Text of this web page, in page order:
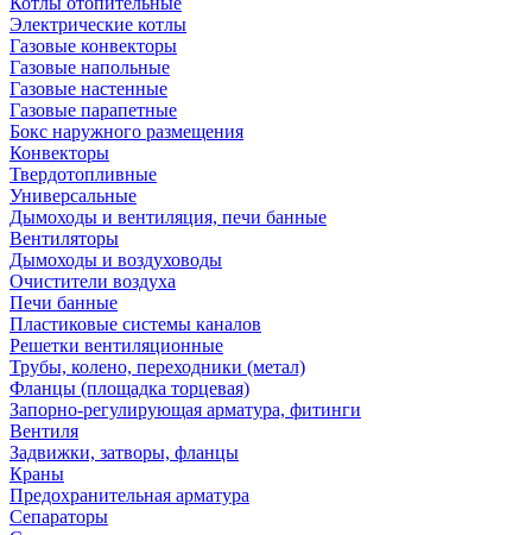
Электрические котлы
Газовые конвекторы
Газовые напольные
Газовые настенные
Газовые парапетные
Бокс наружного размещения
Конвекторы
Твердотопливные
Универсальные
Дымоходы и вентиляция, печи банные
Вентиляторы
Дымоходы и воздуховоды
Очистители воздуха
Печи банные
Пластиковые системы каналов
Решетки вентиляционные
Трубы, колено, переходники (метал)
Фланцы (площадка торцевая)
Запорно-регулирующая арматура, фитинги
Вентиля
Задвижки, затворы, фланцы
Краны
Предохранительная арматура
Сепараторы